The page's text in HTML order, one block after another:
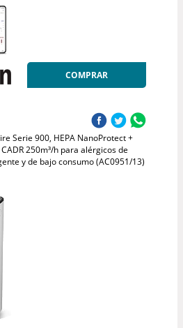
COMPRAR
Serie 900, HEPA NanoProtect +
250m³/h para alérgicos de
y de bajo consumo (AC0951/13)